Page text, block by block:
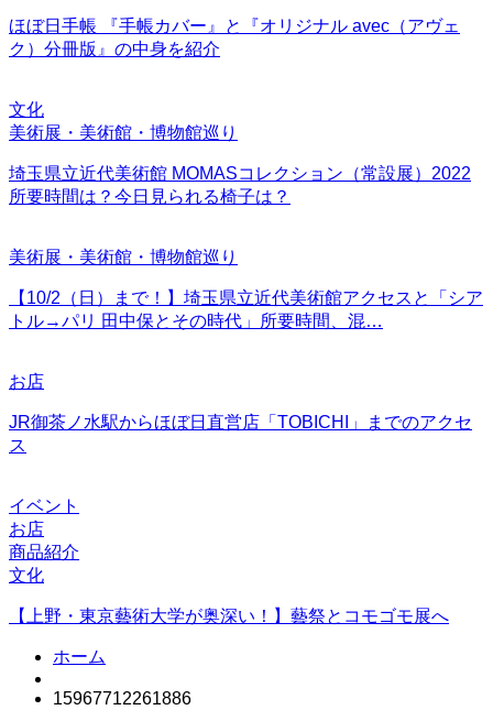
ほぼ日手帳 『手帳カバー』と『オリジナル avec（アヴェ
ク）分冊版』の中身を紹介
文化
美術展・美術館・博物館巡り
埼玉県立近代美術館 MOMASコレクション（常設展）2022
所要時間は？今日見られる椅子は？
美術展・美術館・博物館巡り
【10/2（日）まで！】埼玉県立近代美術館アクセスと「シア
トル→パリ 田中保とその時代」所要時間、混…
お店
JR御茶ノ水駅からほぼ日直営店「TOBICHI」までのアクセ
ス
イベント
お店
商品紹介
文化
【上野・東京藝術大学が奥深い！】藝祭とコモゴモ展へ
ホーム
15967712261886